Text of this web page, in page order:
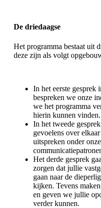
De driedaagse
Het programma bestaat uit
deze zijn als volgt
In het eerste gesprek
bespreken we onze
we het programma
hierin kunnen vinden.
In het tweede
gevoelens over
uitspreken onder
Het derde gesprek
zorgen dat jullie
gaan naar de
kijken. Tevens
en geven we jullie
verder kunnen.